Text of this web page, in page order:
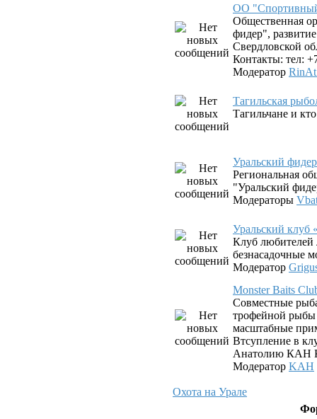
ОО
Общественная
фидер",
Свердловской
Контакты: тел:
Модератор
Тагильская
Тагильчане и
Уральский
Региональная
"Уральский
Модераторы
Уральский клуб
Клуб
безнасадочные
Модератор
Monster Baits
Совместные
трофейной рыбы
масштабные
Втсупление в
Анатолию КАН
Модератор KAH
Охота на Урале